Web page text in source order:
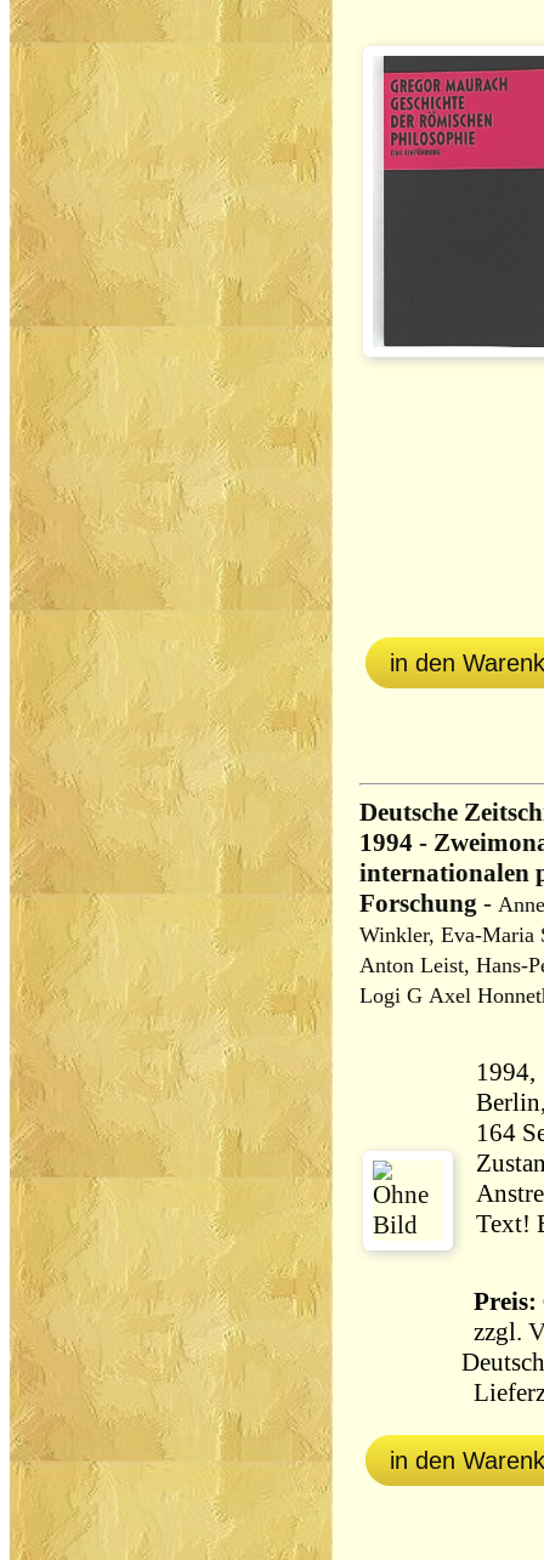
in den
Deutsche
1994 -
internationalen
Forschung -
Winkler, Eva-Maria
Anton Leist, Hans-
Logi G Axel
1994,
Preis:
zzgl.
in den